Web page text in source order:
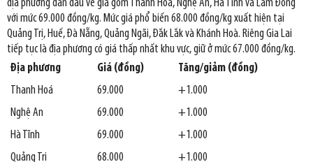
địa phương dẫn đầu về giá gồm Thanh Hoá, Nghệ An, Hà Tĩnh và Lâm Đồng
với mức 69.000 đồng/kg. Mức giá phổ biến 68.000 đồng/kg xuất hiện tại
Quảng Trị, Huế, Đà Nẵng, Quảng Ngãi, Đắk Lắk và Khánh Hoà. Riêng Gia Lai
tiếp tục là địa phương có giá thấp nhất khu vực, giữ ở mức 67.000 đồng/kg.
Địa phương
Giá (đồng)
Tăng/giảm (đồng)
Thanh Hoá
69.000
+1.000
Nghệ An
69.000
+1.000
Hà Tĩnh
69.000
+1.000
Quảng Trị
68.000
+1.000